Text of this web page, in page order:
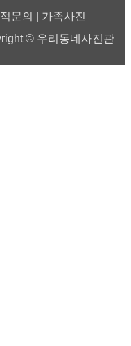
문의
가족사진
© 우리동네사진관